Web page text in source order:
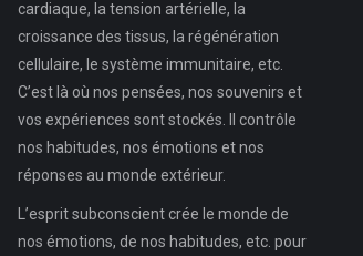
cardiaque, la tension artérielle, la
croissance des tissus, la régénération
cellulaire, le système immunitaire, etc.
C’est là où nos pensées, nos souvenirs et
vos expériences sont stockés. Il contrôle
nos habitudes, nos émotions et nos
réponses au monde extérieur.
L’esprit subconscient crée le monde de
nos émotions, de nos habitudes, etc. pour